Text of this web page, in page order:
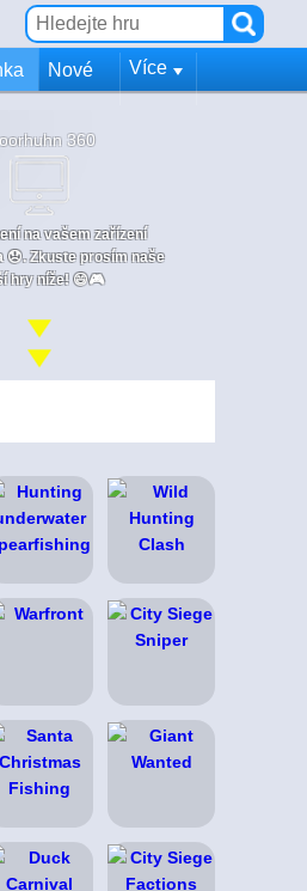
Nové Více
360
na vašem zařízení
😞. Zkuste prosím naše
hry níže! 😄🎮